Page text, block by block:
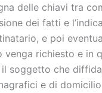
delle chiavi tra
dei fatti e
e poi
richiesto e in
soggetto che
e di